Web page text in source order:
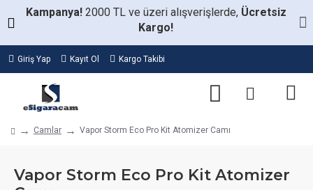
Kampanya! 2000 TL ve üzeri alışverişlerde, Ücretsiz
Kargo!
Giriş Yap Kayıt Ol Kargo Takibi
Camlar Vapor Storm Eco Pro Kit Atomizer Camı
Vapor Storm Eco Pro Kit Atomizer